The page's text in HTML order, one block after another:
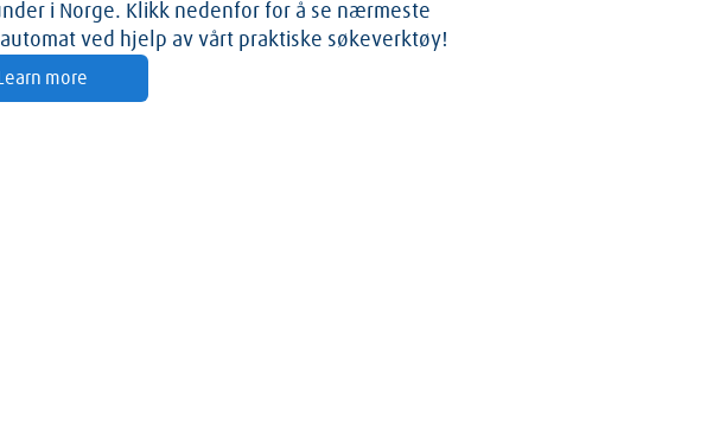
i Norge. Klikk nedenfor for å se nærmeste
ved hjelp av vårt praktiske søkeverktøy!
Learn more